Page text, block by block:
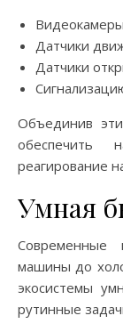
Датчики
Датчики
Объединив
обеспечить
реагирование
Умная
машины до
экосистемы
рутинные